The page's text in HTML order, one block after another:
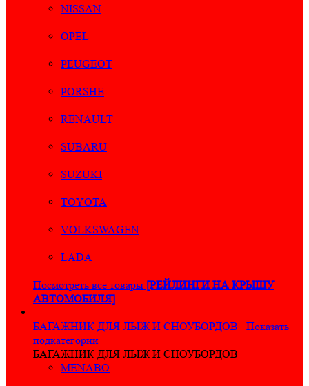
NISSAN
OPEL
PEUGEOT
PORSHE
RENAULT
SUBARU
SUZUKI
TOYOTA
VOLKSWAGEN
LADA
Посмотреть все товары [РЕЙЛИНГИ НА КРЫШУ
АВТОМОБИЛЯ]
БАГАЖНИК ДЛЯ ЛЫЖ И СНОУБОРДОВ
Показать
подкатегории
БАГАЖНИК ДЛЯ ЛЫЖ И СНОУБОРДОВ
MENABO